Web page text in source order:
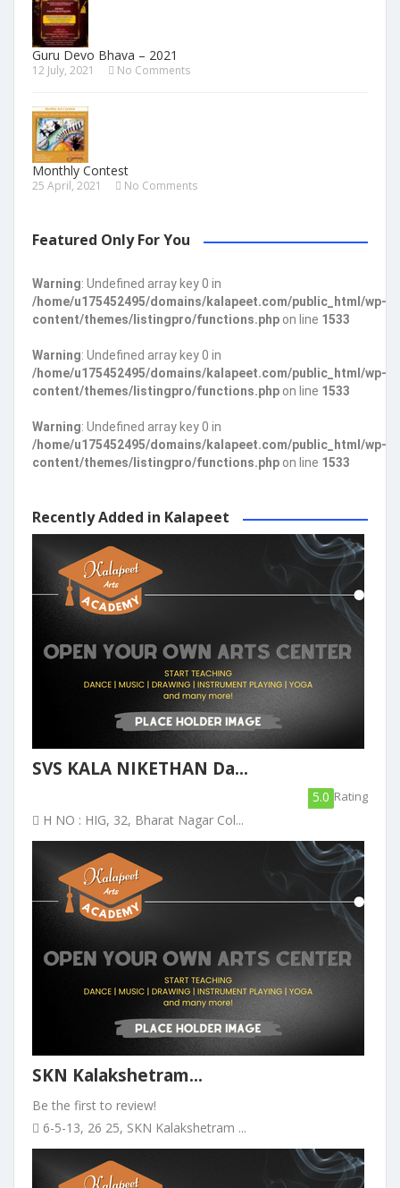
Guru Devo Bhava – 2021
12 July, 2021 No Comments
Monthly Contest
25 April, 2021 No Comments
Featured Only For You
Warning: Undefined array key 0 in
/home/u175452495/domains/kalapeet.com/public_html/wp-
content/themes/listingpro/functions.php on line 1533
Warning: Undefined array key 0 in
/home/u175452495/domains/kalapeet.com/public_html/wp-
content/themes/listingpro/functions.php on line 1533
Warning: Undefined array key 0 in
/home/u175452495/domains/kalapeet.com/public_html/wp-
content/themes/listingpro/functions.php on line 1533
Recently Added in Kalapeet
SVS KALA NIKETHAN Da...
5.0 Rating
H NO : HIG, 32, Bharat Nagar Col...
SKN Kalakshetram...
Be the first to review!
6-5-13, 26 25, SKN Kalakshetram ...